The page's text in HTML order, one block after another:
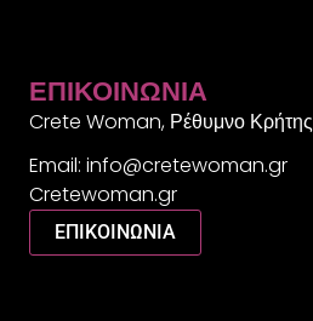
ΕΠΙΚΟΙΝΩΝΊΑ
Crete Woman, Ρέθυμνο Κρήτης
Email: info@cretewoman.gr
Cretewoman.gr
ΕΠΙΚΟΙΝΩΝΙΑ